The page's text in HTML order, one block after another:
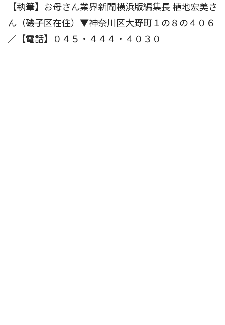
【執筆】お母さん業界新聞横浜版編集長 植地宏美さ
ん（磯子区在住）▼神奈川区大野町１の８の４０６
／【電話】０４５・４４４・４０３０